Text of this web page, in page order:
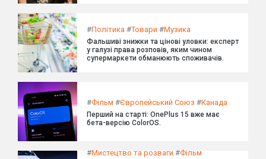
#Політика #Товари #Музика
Фальшиві знижки та цінові уловки: експерт
у галузі права розповів, яким чином
супермаркети обманюють споживачів.
#Фільм #Європейський Союз #Канада
Перший на старті: OnePlus 15 вже має
бета-версію ColorOS.
#Мистецтво та розваги #Фільм